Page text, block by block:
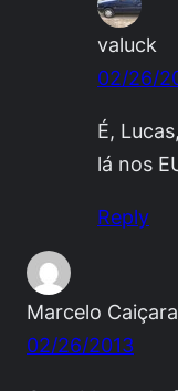
valuck
02/26/
É,
lá nos
Reply
Marcelo Caiçara
02/26/2013